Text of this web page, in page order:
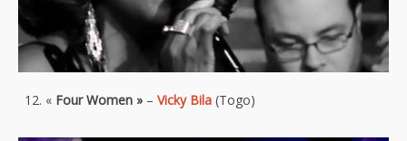
« Four Women » – Vicky Bila (Togo)